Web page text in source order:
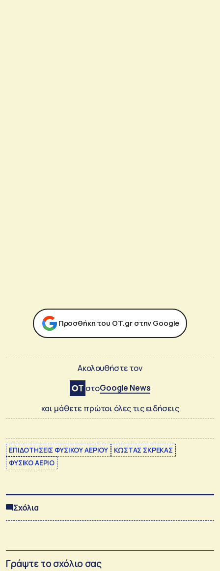
Προσθήκη του ΟΤ.gr στην Google
Ακολουθήστε τον
στοGoogle News
και μάθετε πρώτοι όλες τις ειδήσεις
ΕΠΙΔΟΤΗΣΕΙΣ ΦΥΣΙΚΟΥ ΑΕΡΙΟΥ
ΚΩΣΤΑΣ ΣΚΡΕΚΑΣ
ΦΥΣΙΚΟ ΑΕΡΙΟ
Σχόλια
Γράψτε το σχόλιο σας